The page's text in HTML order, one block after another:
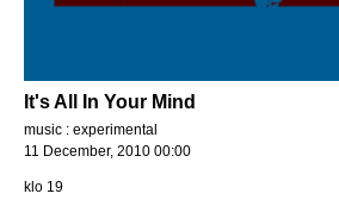
It's All In Your Mind
music : experimental
11 December, 2010 00:00
klo 19